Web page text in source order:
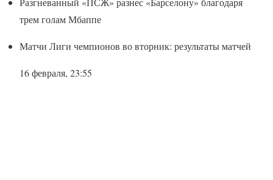
трем голам Мбаппе
Матчи Лиги чемпионов во вторник: результаты матчей
16 февраля, 23:55